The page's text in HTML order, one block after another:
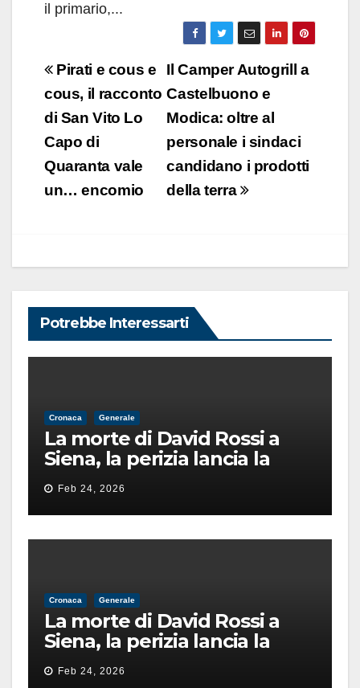
il primario,...
Navigazione
articoli
Il Camper Autogrill a
Castelbuono e
Modica: oltre al
personale i sindaci
candidano i prodotti
della terra
Pirati e cous e
cous, il racconto
di San Vito Lo
Capo di
Quaranta vale
un… encomio
Potrebbe Interessarti
Cronaca Generale
La morte di David Rossi a
Siena, la perizia lancia la
pista di un’intimidazione
finita male
Feb 24, 2026
Cronaca Generale
La morte di David Rossi a
Siena, la perizia lancia la
pista di un’intimidazione
finita male
Feb 24, 2026